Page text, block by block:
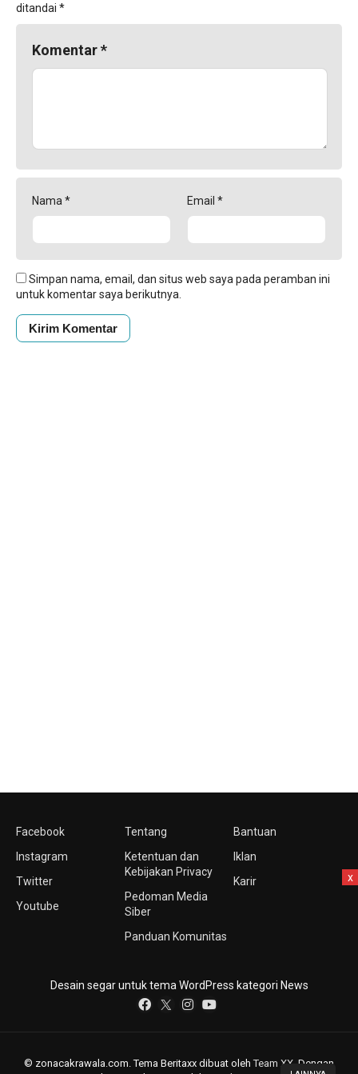
ditandai *
Komentar*
Nama * Email *
Simpan nama, email, dan situs web saya pada peramban ini
untuk komentar saya berikutnya.
Facebook
Instagram
Twitter
Youtube
Tentang
Ketentuan dan
Kebijakan Privacy
Pedoman Media
Siber
Panduan Komunitas
Bantuan
Iklan
Karir
Desain segar untuk tema WordPress kategori News
© zonacakrawala.com. Tema Beritaxx dibuat olehTeam XX . Dengan
x